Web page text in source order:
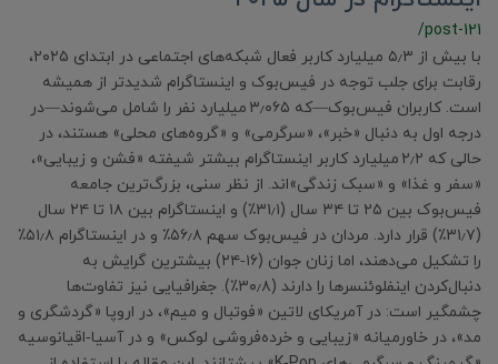
/post-121
با بیش از ۵٫۳ میلیارد کاربر فعال شبکه‌های اجتماعی در ابتدای ۲۰۲۵،
رقابت برای جلب توجه در فیس‌بوک و اینستاگرام شدیدتر از همیشه
است. کاربران فیس‌بوک—که ۳٫۰۶۵ میلیارد نفر را شامل می‌شوند—در
درجه‌ اول به دنبال «خبر»، «سرگرمی» و «گروه‌های محلی» هستند، در
حالی که ۲٫۲ میلیارد کاربر اینستاگرام بیشتر شیفته «فشن و زیبایی»،
«سفر و غذا» و «سبک زندگی»‌اند. از نظر سنی، بزرگ‌ترین جامعه
فیس‌بوک بین ۲۵ تا ۳۴ سال (۳۱٫۱٪) و اینستاگرام بین ۱۸ تا ۲۴ سال
(۳۱٫۷٪) قرار دارد. مردان در فیس‌بوک سهم ۵۶٫۸٪ و در اینستاگرام ۵۱٫۸٪
را تشکیل می‌دهند، اما زنان جوان (۱۶‑۲۴) بیشترین گرایش به
دنبال‌کردن اینفلوئنسرها را دارند (۳۰٫۸٪). جغرافیایی نیز تفاوت‌ها
چشمگیر است: در آمریکای لاتین «فوتبال و میم»، در اروپا «گردشگری و
مد»، در خاورمیانه «زیبایی و خرده‌فروشی لوکس» و در آسیا‑اقیانوسیه